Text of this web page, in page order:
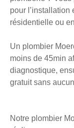
pour
résidentielle ou
Un plombier
moins de 45min
diagnostique,
gratuit sans
Notre plombier